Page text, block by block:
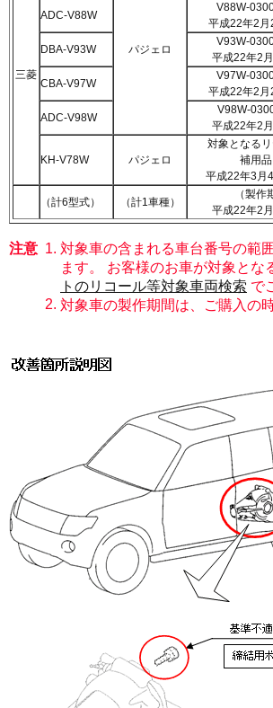
三菱
パジェロ
ADC-V88W
V88W-
平成22年2月
DBA-V93W
V93W-
平成22年2
CBA-V97W
V97W-
平成22年2月
ADC-V98W
V98W-
平成22年2
KH-V78W パジェロ
対象となる
補用品
平成22年3月
（計6型式） （計1車種）
（製作
平成22年2
注意 1. 対象車の含まれる車台番号の範
ます。 お客様のお車が対象とな
トのリコール等対象車両検索 で
2. 対象車の製作期間は、ご購入の